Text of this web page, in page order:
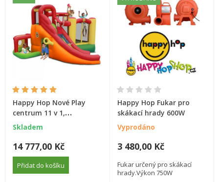
Happy Hop Nové Play
centrum 11 v 1,
multifunkční hrací
Skladem
14 777,00 Kč
Přidat do košíku
Happy Hop Fukar pro
skákací hrady 600W
Vyprodáno
3 480,00 Kč
Fukar určený pro skákací
hrady.Výkon 750W